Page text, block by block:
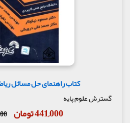
کتاب راهنمای حل مسائل
گسترش علوم پایه
441,000 تومان